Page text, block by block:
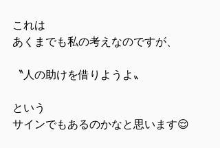
これは
あくまでも私の考えなのですが、
〝人の助けを借りようよ〟
という
サインでもあるのかなと思います😌